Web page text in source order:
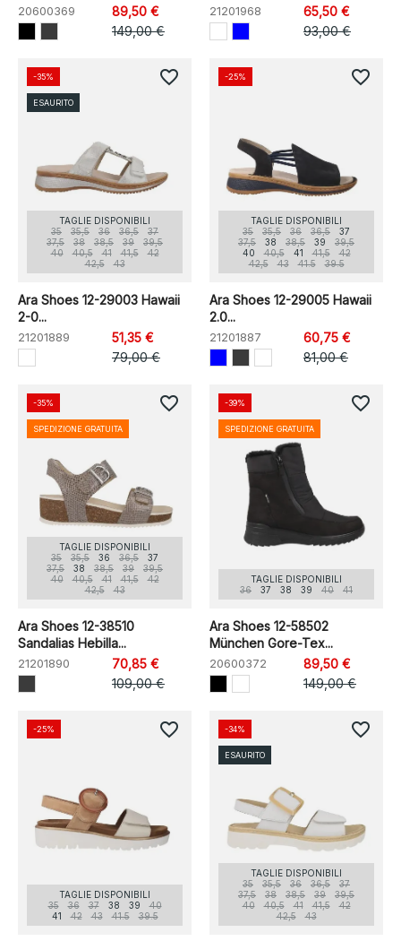
20600369
89,50 €
149,00 €
21201968
65,50 €
93,00 €
TAGLIE DISPONIBILI
35
35,5 36 36,5
37
37,5
38 38,5 39
39,5
40
40,5 41 41,5
42
42,5
43
Ara Shoes 12-29003 Hawaii
2-0...
21201889
51,35 €
79,00 €
-35%
ESAURITO
favorite_border
TAGLIE DISPONIBILI
35
35,5 36 36,5
37
37,5
38 38,5 39
39,5
40
40,5 41 41,5
42
42,5
43 41.5 39.5
Ara Shoes 12-29005 Hawaii
2.0...
21201887
60,75 €
81,00 €
-25% favorite_border
TAGLIE DISPONIBILI
35
35,5 36 36,5
37
37,5
38 38,5 39
39,5
40
40,5 41 41,5
42
42,5
43
Ara Shoes 12-38510
Sandalias Hebilla...
21201890
70,85 €
109,00 €
-35%
SPEDIZIONE GRATUITA
favorite_border
TAGLIE DISPONIBILI
36
37 38 39 40 41
Ara Shoes 12-58502
München Gore-Tex...
20600372
89,50 €
149,00 €
-39%
SPEDIZIONE GRATUITA
favorite_border
TAGLIE DISPONIBILI
35
36 37 38 39
40
41
42 43 41.5 39.5
-25% favorite_border
TAGLIE DISPONIBILI
35
35,5 36 36,5
37
37,5
38 38,5 39
39,5
40
40,5 41 41,5
42
42,5
43
-34%
ESAURITO
favorite_border